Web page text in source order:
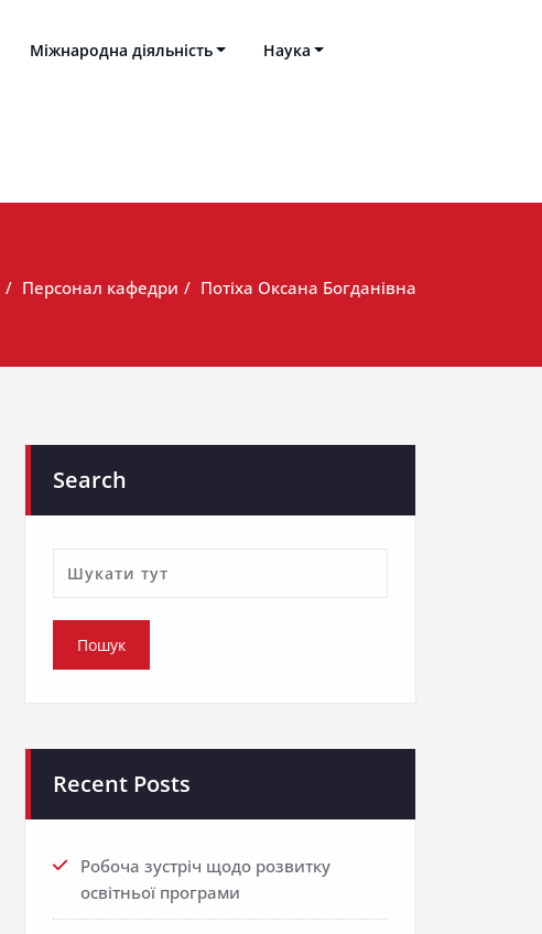
Міжнародна діяльність Наука
Персонал кафедри Потіха Оксана Богданівна
Search
Recent Posts
Робоча зустріч щодо розвитку
освітньої програми